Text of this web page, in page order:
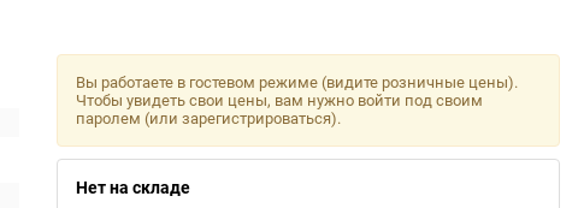
Вы работаете в гостевом режиме (видите розничные цены).
Чтобы увидеть свои цены, вам нужно войти под своим
паролем (или зарегистрироваться).
Нет на складе